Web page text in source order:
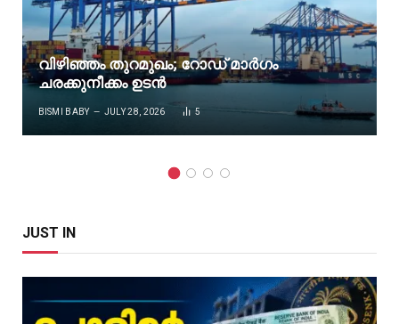
വിഴിഞ്ഞം തുറമുഖം; റോഡ് മാർഗം
ചരക്കുനീക്കം ഉടൻ
BISMI BABY JULY 28, 2026 5
JUST IN